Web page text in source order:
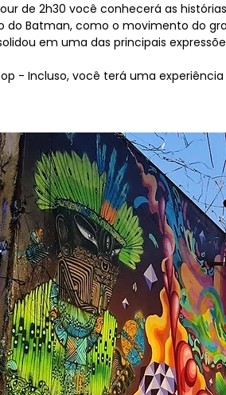
de 2h30 você conhecerá as
do Batman, como o movimento do
em uma das principais
- Incluso, você terá uma